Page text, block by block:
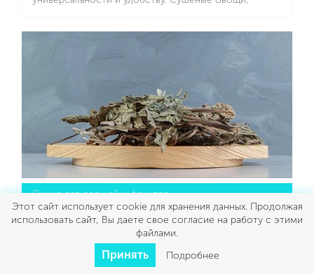
питательные вещества, аромат и вкус свежих
время на подготовку — многие из них достаточно
замочить в воде или сразу добавлять в супы, соусы и
рагу, не тратя часы на нарезку и очистку.
Подробнее
Сушка для овощей и фруктов
Ароматная сушеная мята для чая, десертов и
Этот сайт использует cookie для хранения данных. Продолжая
использовать сайт, Вы даете свое согласие на работу с этими
файлами.
Принять Подробнее